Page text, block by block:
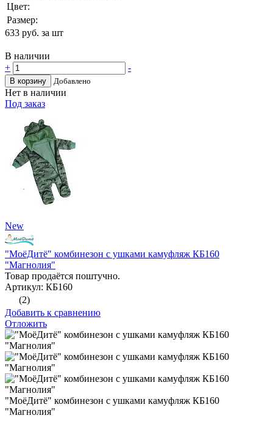
Цвет:
Размер:
633 руб. за шт
В наличии
+
-
В корзину Добавлено
Нет в наличии
Под заказ
New
"МоёДитё" комбинезон с ушками камуфляж КБ160
"Магнолия"
Товар продаётся поштучно.
Артикул: КБ160
(2)
Добавить к сравнению
Отложить
"МоёДитё" комбинезон с ушками камуфляж КБ160
"Магнолия"